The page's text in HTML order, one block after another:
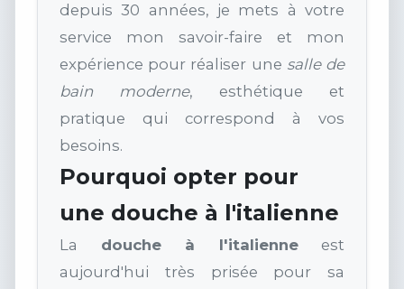
depuis 30 années, je mets à votre
service mon savoir-faire et mon
expérience pour réaliser une salle de
bain moderne, esthétique et
pratique qui correspond à vos
besoins.
Pourquoi opter pour
une douche à l'italienne
La douche à l'italienneest
aujourd'hui très prisée pour sa